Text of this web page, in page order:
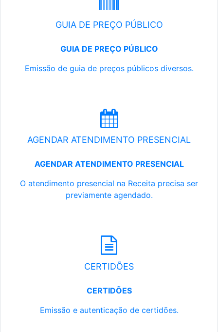
GUIA DE PREÇO PÚBLICO
GUIA DE PREÇO PÚBLICO
Emissão de guia de preços públicos diversos.
AGENDAR ATENDIMENTO PRESENCIAL
AGENDAR ATENDIMENTO PRESENCIAL
O atendimento presencial na Receita precisa ser
previamente agendado.
CERTIDÕES
CERTIDÕES
Emissão e autenticação de certidões.